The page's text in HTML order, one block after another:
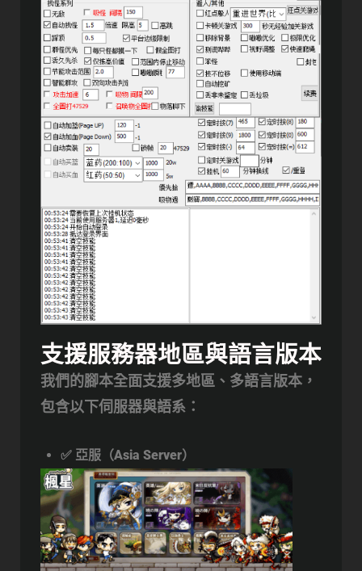
支援服務器地區與語言版本
我們的腳本全面支援多地區、多語言版本 ，
包含以下伺服器與語系：
✅ 亞服（Asia Server）